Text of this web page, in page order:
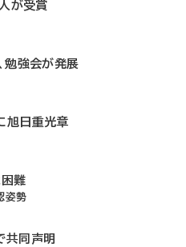
が受賞
勉強会が発展
旭日重光章
難
姿勢
共同声明